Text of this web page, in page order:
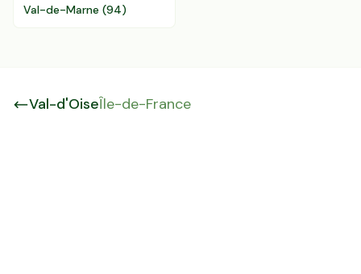
Val-de-Marne (94)
Val-d'OiseÎle-de-France